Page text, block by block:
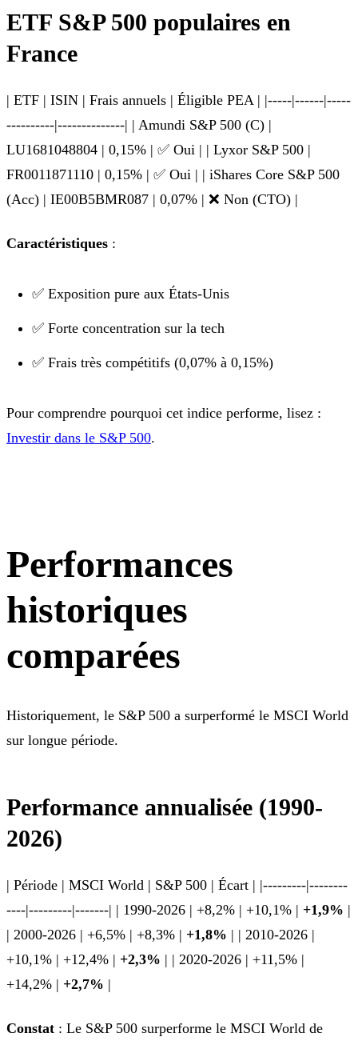
ETF S&P 500 populaires en
France
| ETF | ISIN | Frais annuels | Éligible PEA | |-----|------|-----
----------|--------------| | Amundi S&P 500 (C) |
LU1681048804 | 0,15% | ✅ Oui | | Lyxor S&P 500 |
FR0011871110 | 0,15% | ✅ Oui | | iShares Core S&P 500
(Acc) | IE00B5BMR087 | 0,07% | ❌ Non (CTO) |
Caractéristiques :
✅ Exposition pure aux États-Unis
✅ Forte concentration sur la tech
✅ Frais très compétitifs (0,07% à 0,15%)
Pour comprendre pourquoi cet indice performe, lisez :
Investir dans le S&P 500.
Performances
historiques
comparées
Historiquement, le S&P 500 a surperformé le MSCI World
sur longue période.
Performance annualisée (1990-
2026)
| Période | MSCI World | S&P 500 | Écart | |---------|--------
----|---------|-------| | 1990-2026 | +8,2% | +10,1% | +1,9% |
| 2000-2026 | +6,5% | +8,3% | +1,8% | | 2010-2026 |
+10,1% | +12,4% | +2,3% | | 2020-2026 | +11,5% |
+14,2% | +2,7% |
Constat : Le S&P 500 surperforme le MSCI World de